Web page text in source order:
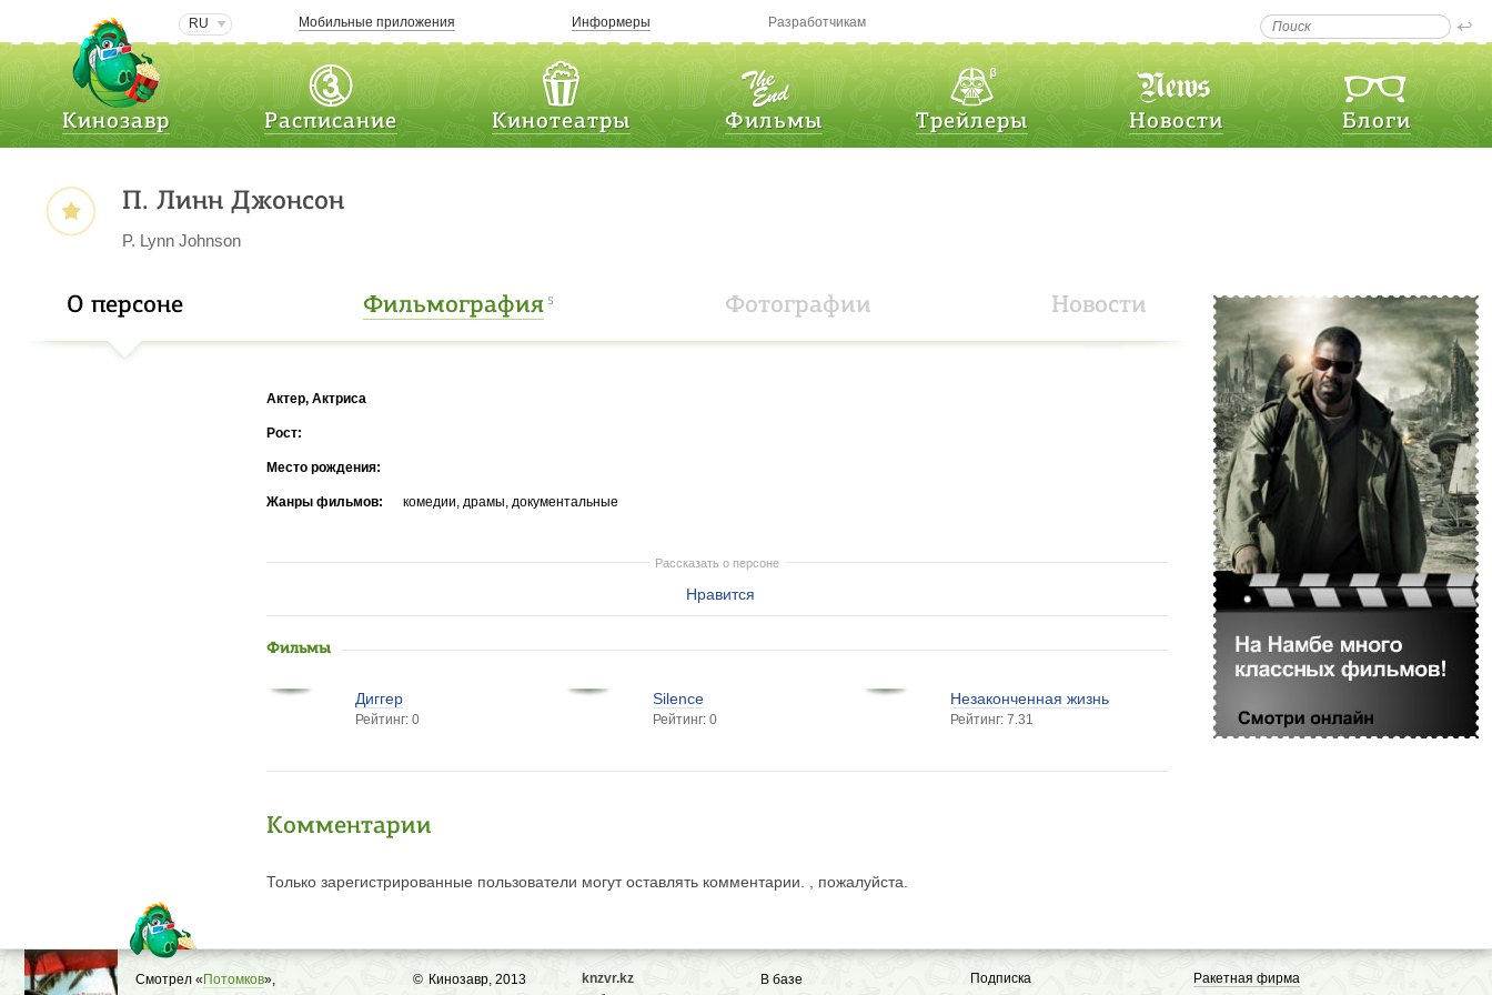
RU Мобильные приложения Информеры Разработчикам
Кинозавр Расписание Кинотеатры Фильмы Трейлеры Новости Блоги
П. Линн Джонсон
P. Lynn Johnson
О персоне Фильмография 5 Фотографии Новости
Актер, Актриса
Рост:
Место рождения:
Жанры фильмов: комедии, драмы, документальные
Рассказать о персоне
Нравится
Фильмы
Диггер
Рейтинг: 0
Silence
Рейтинг: 0
Незаконченная жизнь
Рейтинг: 7.31
Комментарии
Только зарегистрированные пользователи могут оставлять комментарии. , пожалуйста.
© Кинозавр, 2013
Смотрел « Потомков»,
knzvr.kz
В базе Подписка
Ракетная фирма